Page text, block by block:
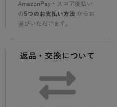
AmazonPay・スコア後払い
の5つのお支払い方法からお
選びいただけます。
返品・交換について